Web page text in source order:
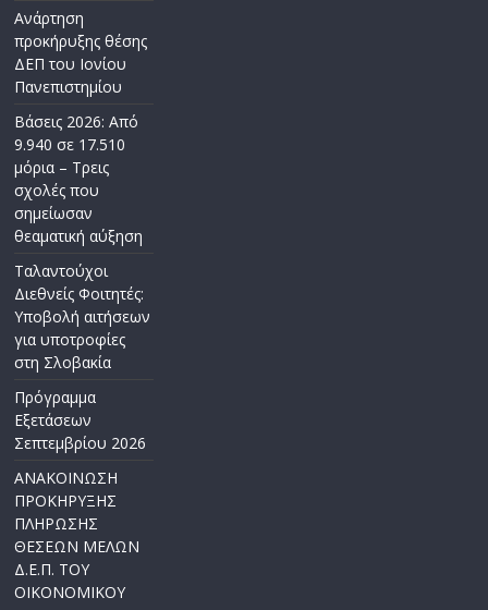
Ανάρτηση
προκήρυξης θέσης
ΔΕΠ του Ιονίου
Πανεπιστημίου
Βάσεις 2026: Από
9.940 σε 17.510
μόρια – Τρεις
σχολές που
σημείωσαν
θεαματική αύξηση
Ταλαντούχοι
Διεθνείς Φοιτητές:
Υποβολή αιτήσεων
για υποτροφίες
στη Σλοβακία
Πρόγραμμα
Εξετάσεων
Σεπτεμβρίου 2026
ΑΝΑΚΟΙΝΩΣΗ
ΠΡΟΚΗΡΥΞΗΣ
ΠΛΗΡΩΣΗΣ
ΘΕΣΕΩΝ ΜΕΛΩΝ
Δ.Ε.Π. ΤΟΥ
ΟΙΚΟΝΟΜΙΚΟΥ